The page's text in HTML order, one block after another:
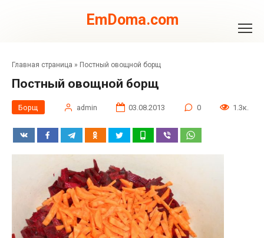
EmDoma.com
Главная страница » Постный овощной борщ
Постный овощной борщ
Борщ admin 03.08.2013 0 1.3к.